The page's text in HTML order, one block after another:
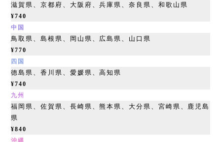
滋賀県、京都府、大阪府、兵庫県、奈良県、和歌山県
¥740
中国
鳥取県、島根県、岡山県、広島県、山口県
¥770
四国
徳島県、香川県、愛媛県、高知県
¥740
九州
福岡県、佐賀県、長崎県、熊本県、大分県、宮崎県、鹿児島
県
¥840
沖縄